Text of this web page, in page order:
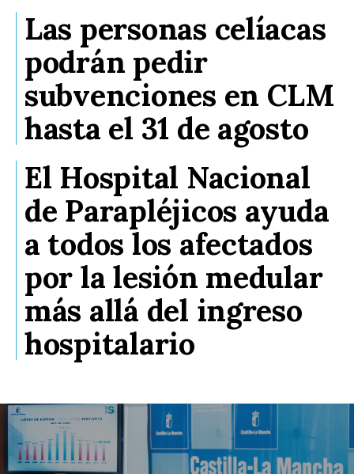
Las personas celíacas
podrán pedir
subvenciones en CLM
hasta el 31 de agosto
El Hospital Nacional
de Parapléjicos ayuda
a todos los afectados
por la lesión medular
más allá del ingreso
hospitalario